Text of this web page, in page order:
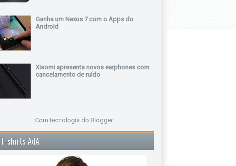
Ganha um Nexus 7 com o Apps do
Android
Xiaomi apresenta novos earphones com
cancelamento de ruído
Com tecnologia do Blogger.
T-shirts AdA